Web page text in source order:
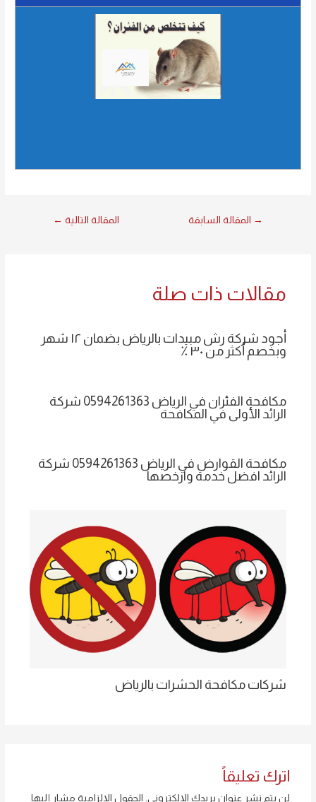
→ المقالة السابقة المقالة التالية ←
مقالات ذات صلة
أجود شركة رش مبيدات بالرياض بضمان ١٢ شهر
وبخصم أكثر من ٣٠ ٪
مكافحة الفئران في الرياض 0594261363 شركة
الرائد الأولى في المكافحة
مكافحة القوارض في الرياض 0594261363 شركة
الرائد افضل خدمة وارخصها
شركات مكافحة الحشرات بالرياض
اترك تعليقاً
لن يتم نشر عنوان بريدك الإلكتروني. الحقول الإلزامية مشار إليها